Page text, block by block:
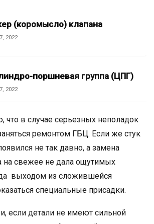
(коромысло) клапана
2022
поршневая группа (ЦПГ)
2022
что в случае серьезных неполадок
ремонтом ГБЦ. Если же стук
не так давно, а замена
на свежее не дала ощутимых
выходом из сложившейся
специальные присадки.
если детали не имеют сильной